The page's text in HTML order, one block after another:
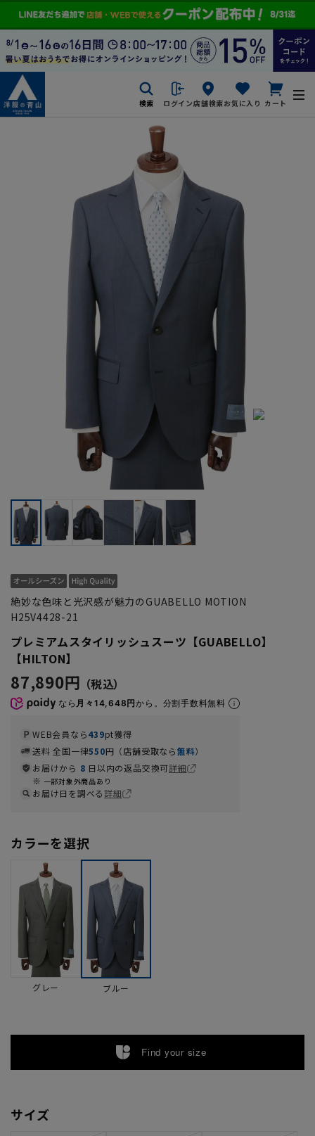
検索 ログイン店舗検索お気に入り カート
絶妙な色味と光沢感が魅力のGUABELLO MOTION
H25V4428-21
プレミアムスタイリッシュスーツ【GUABELLO】
【HILTON】
87,890円
なら 月々14,648円から。分割手数料無料
WEB会員なら439pt獲得
送料 全国一律550円（店舗受取なら無料）
お届けから 8 日以内の返品交換可詳細
一部対象外商品あり
お届け日を調べる詳細
カラーを選択
グレー ブルー
Find your size
サイズ